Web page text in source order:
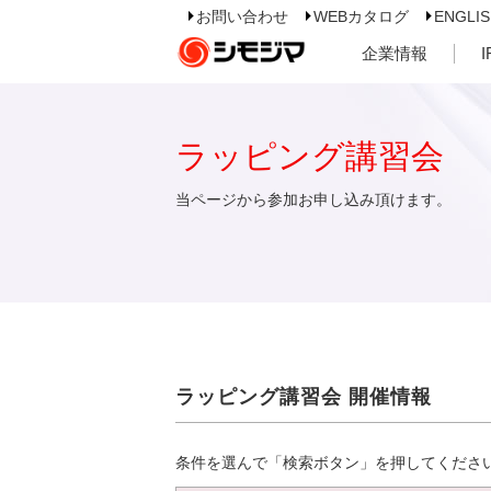
お問い合わせ WEBカタログ
企業情報
ラッピング講習会
当ページから参加お申し込み頂けます。
ラッピング講習会 開催情報
条件を選んで「検索ボタン」を押してくだ